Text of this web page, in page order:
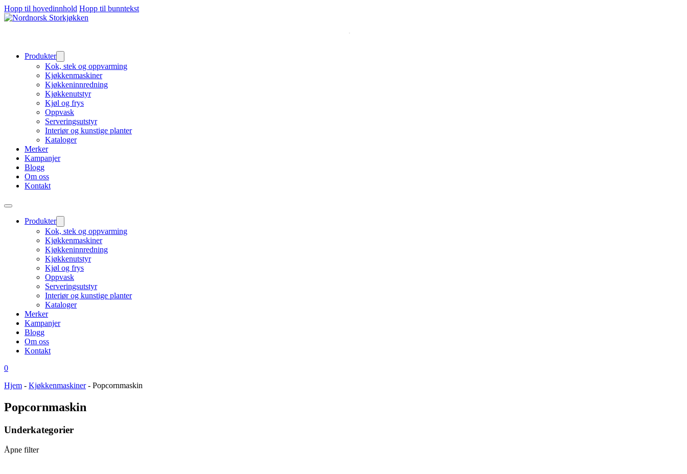
Hopp til hovedinnhold Hopp til bunntekst
Produkter
Kok, stek og oppvarming
Kjøkkenmaskiner
Kjøkkeninnredning
Kjøkkenutstyr
Kjøl og frys
Oppvask
Serveringsutstyr
Interiør og kunstige planter
Kataloger
Merker
Kampanjer
Blogg
Om oss
Kontakt
Produkter
Kok, stek og oppvarming
Kjøkkenmaskiner
Kjøkkeninnredning
Kjøkkenutstyr
Kjøl og frys
Oppvask
Serveringsutstyr
Interiør og kunstige planter
Kataloger
Merker
Kampanjer
Blogg
Om oss
Kontakt
0
Hjem - Kjøkkenmaskiner- Popcornmaskin
Popcornmaskin
Underkategorier
Åpne filter